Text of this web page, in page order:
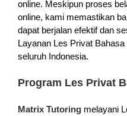
online. Meskipun proses
online, kami memastikan
dapat berjalan efektif dan
Layanan Les Privat
seluruh Indonesia.
Program Les Privat
Matrix Tutoring melayani